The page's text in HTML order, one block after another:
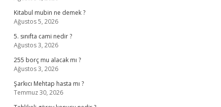
Kitabul mubin ne demek ?
Ağustos 5, 2026
5. sınıfta cami nedir ?
Ağustos 3, 2026
255 borç mu alacak mı ?
Ağustos 3, 2026
Şarkıcı Mehtap hasta mı ?
Temmuz 30, 2026